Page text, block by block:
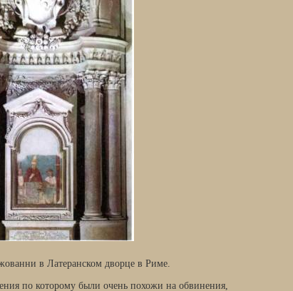
в Латеранском дворце в Риме.
по которому были очень похожи на обвинения,